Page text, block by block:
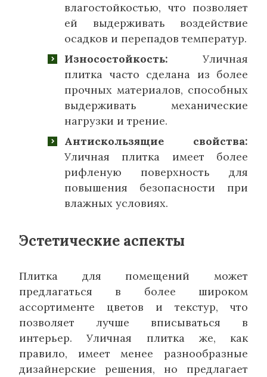
влагостойкостью, что позволяет
ей выдерживать воздействие
осадков и перепадов температур.
Износостойкость: Уличная
плитка часто сделана из более
прочных материалов, способных
выдерживать механические
нагрузки и трение.
Антискользящие свойства:
Уличная плитка имеет более
рифленую поверхность для
повышения безопасности при
влажных условиях.
Эстетические аспекты
Плитка для помещений может
предлагаться в более широком
ассортименте цветов и текстур, что
позволяет лучше вписываться в
интерьер. Уличная плитка же, как
правило, имеет менее разнообразные
дизайнерские решения, но предлагает